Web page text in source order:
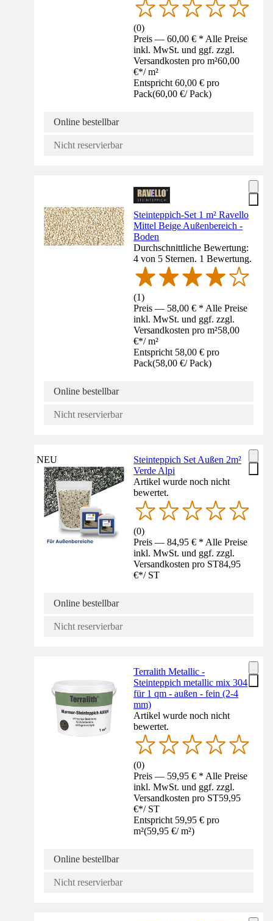
(0)
Preis — 60,00 € * Alle Preise
inkl. MwSt. und ggf. zzgl.
Versandkosten pro m²60,00
€*/ m²
Entspricht 60,00 € pro
Pack(60,00 €/ Pack)
Online bestellbar
Nicht reservierbar
Steinteppich-Set 1 m² Ravello
Mittel Beige Außenbereich -
Boden
Durchschnittliche Bewertung:
4 von 5 Sternen. 1 Bewertung.
(1)
Preis — 58,00 € * Alle Preise
inkl. MwSt. und ggf. zzgl.
Versandkosten pro m²58,00
€*/ m²
Entspricht 58,00 € pro
Pack(58,00 €/ Pack)
Online bestellbar
Nicht reservierbar
NEU
Steinteppich Set Außen 2m²
Verde Alpi
Artikel wurde noch nicht
bewertet.
(0)
Preis — 84,95 € * Alle Preise
inkl. MwSt. und ggf. zzgl.
Versandkosten pro ST84,95
€*/ ST
Online bestellbar
Nicht reservierbar
Terralith Metallic -
Steinteppich metallic mix 304
für 1 qm - außen - fein (2-4
mm)
Artikel wurde noch nicht
bewertet.
(0)
Preis — 59,95 € * Alle Preise
inkl. MwSt. und ggf. zzgl.
Versandkosten pro ST59,95
€*/ ST
Entspricht 59,95 € pro
m²(59,95 €/ m²)
Online bestellbar
Nicht reservierbar